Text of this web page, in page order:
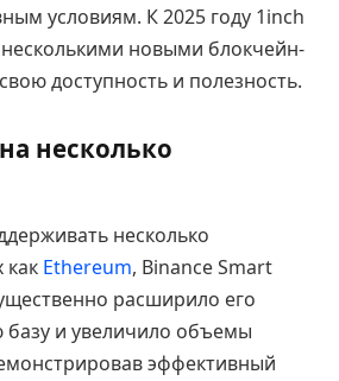
условиям. К 2025 году 1inch
несколькими новыми блокчейн-
доступность и полезность.
несколько
несколько
как Ethereum, Binance Smart
расширило его
базу и увеличило объемы
эффективный